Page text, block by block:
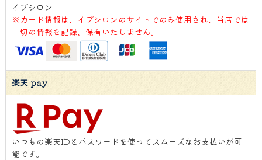
イプシロン
※カード情報は、イプシロンのサイトでのみ使用され、当店では
一切の情報を記録、保有いたしません。
楽天 pay
いつもの楽天IDとパスワードを使ってスムーズなお支払いが可
能です。